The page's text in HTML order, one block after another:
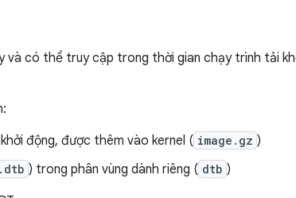
và có thể truy cập trong thời gian chạy trình tải
động, được thêm vào kernel ( image.gz )
.dtb ) trong phân vùng dành riêng ( dtb )